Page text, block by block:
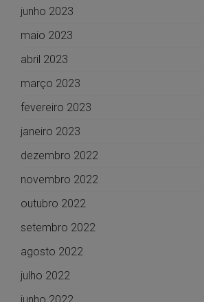
junho 2023
maio 2023
abril 2023
março 2023
fevereiro 2023
janeiro 2023
dezembro 2022
novembro 2022
outubro 2022
setembro 2022
agosto 2022
julho 2022